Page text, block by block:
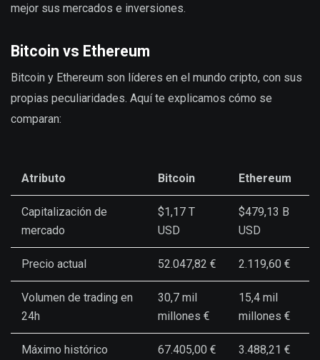
mejor sus mercados e inversiones.
Bitcoin vs Ethereum
Bitcoin y Ethereum son líderes en el mundo cripto, con sus
propias peculiaridades. Aquí te explicamos cómo se
comparan:
Atributo Bitcoin Ethereum
Capitalización de
mercado
$1,17 T
USD
$479,13 B
USD
Precio actual 52.047,82 € 2.119,60 €
Volumen de trading en
24h
30,7 mil
millones €
15,4 mil
millones €
Máximo histórico 67.405,00 € 3.488,21 €